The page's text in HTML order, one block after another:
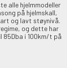
alle hjelmmodeller
på hjelmskall,
og lavt støynivå.
og dette har
i 100km/t på